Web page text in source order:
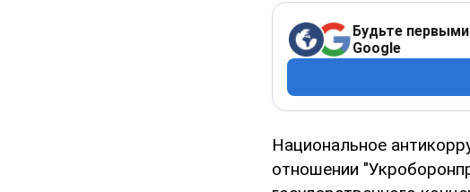
Будьте первыми
Google
Национальное
отношении